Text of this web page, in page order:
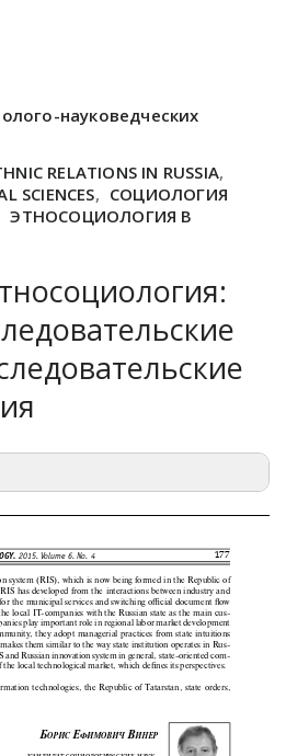
науковедческих
RELATIONS IN RUSSIA,
SCIENCES, СОЦИОЛОГИЯ
ЭТНОСОЦИОЛОГИЯ В